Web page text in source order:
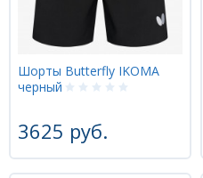
Шорты Butterfly IKOMA
черный
3625 руб.